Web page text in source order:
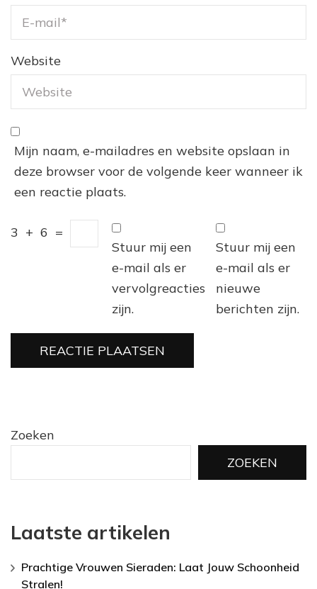
Website
Mijn naam, e-mailadres en website opslaan in
deze browser voor de volgende keer wanneer ik
een reactie plaats.
3 + 6 =
Stuur mij een
e-mail als er
vervolgreacties
zijn.
Stuur mij een
e-mail als er
nieuwe
berichten zijn.
Zoeken
ZOEKEN
Laatste artikelen
Prachtige Vrouwen Sieraden: Laat Jouw Schoonheid
Stralen!